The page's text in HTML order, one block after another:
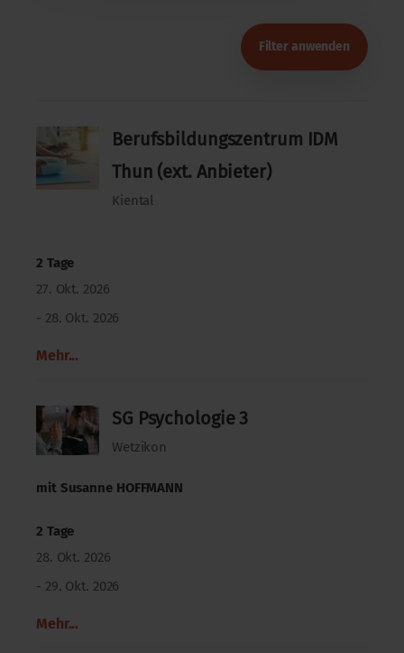
Filter anwenden
Berufsbildungszentrum IDM
Thun (ext. Anbieter)
Kiental
2 Tage
27. Okt. 2026
- 28. Okt. 2026
Mehr...
SG Psychologie 3
Wetzikon
mit Susanne HOFFMANN
2 Tage
28. Okt. 2026
- 29. Okt. 2026
Mehr...